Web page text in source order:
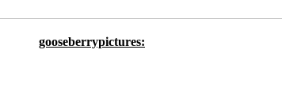
gooseberrypictures: